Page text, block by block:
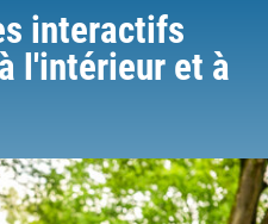
interactifs
l'intérieur et à